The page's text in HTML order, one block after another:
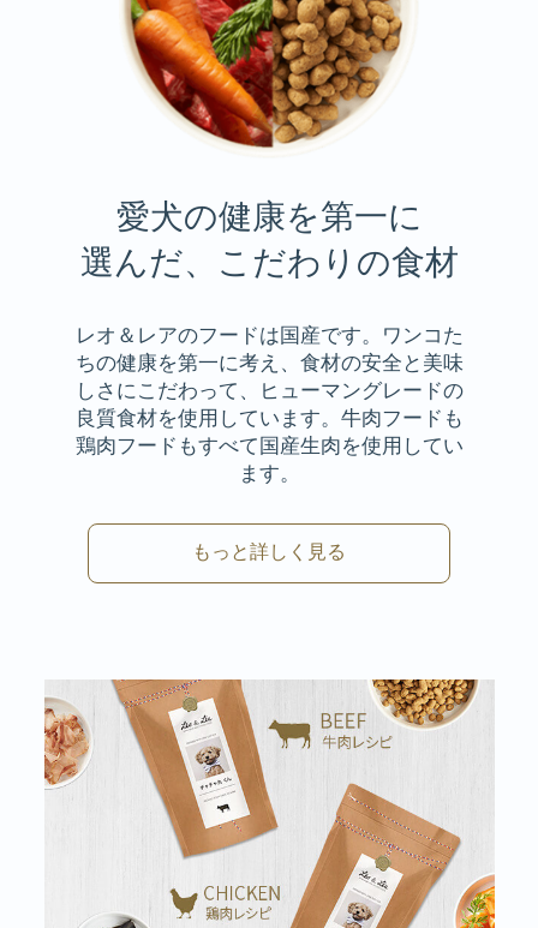
愛犬の健康を第一に
選んだ、こだわりの食材
レオ＆レアのフードは国産です。ワンコた
ちの健康を第一に考え、食材の安全と美味
しさにこだわって、ヒューマングレードの
良質食材を使用しています。牛肉フードも
鶏肉フードもすべて国産生肉を使用してい
ます。
もっと詳しく見る